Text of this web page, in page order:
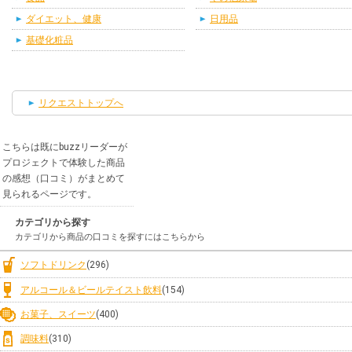
ダイエット、健康
基礎化粧品
日用品
リクエストトップへ
こちらは既にbuzzリーダーが
プロジェクトで体験した商品
の感想（口コミ）がまとめて
見られるページです。
カテゴリから探す
カテゴリから商品の口コミを探すにはこちらから
ソフトドリンク (296)
アルコール＆ビールテイスト飲料(154)
お菓子、スイーツ(400)
調味料(310)